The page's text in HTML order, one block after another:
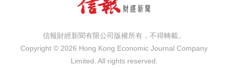
信報財經新聞有限公司版權所有，不得轉載。
Copyright © 2026 Hong Kong Economic Journal Company
Limited. All rights reserved.